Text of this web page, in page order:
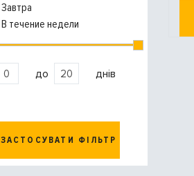
Завтра
В течение недели
до днів
ЗАСТОСУВАТИ ФІЛЬТР